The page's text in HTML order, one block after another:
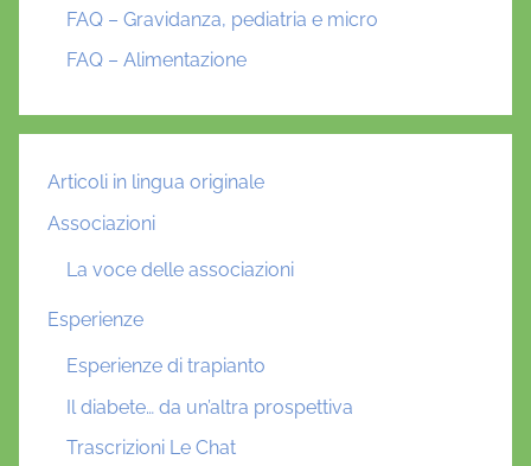
FAQ – Gravidanza, pediatria e micro
FAQ – Alimentazione
Articoli in lingua originale
Associazioni
La voce delle associazioni
Esperienze
Esperienze di trapianto
Il diabete… da un’altra prospettiva
Trascrizioni Le Chat